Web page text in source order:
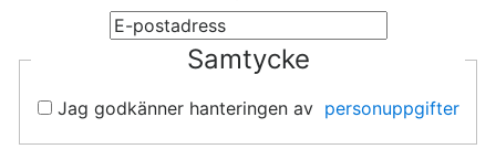
Samtycke
Jag godkänner hanteringen av personuppgifter